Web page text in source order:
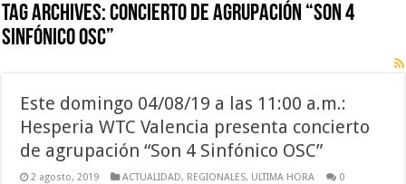
Tag Archives:concierto de agrupación “Son 4
Sinfónico OSC”
Este domingo 04/08/19 a las 11:00 a.m.:
Hesperia WTC Valencia presenta concierto
de agrupación “Son 4 Sinfónico OSC”
2 agosto, 2019 ACTUALIDAD, REGIONALES, ULTIMA HORA 0